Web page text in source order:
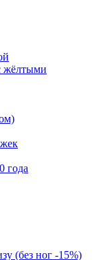
жёлтыми
года
(без ног -15%)